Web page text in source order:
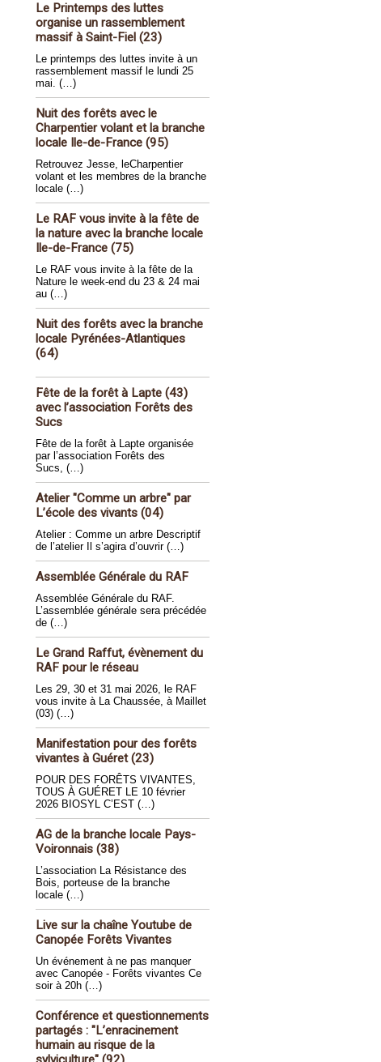
Le Printemps des luttes
organise un rassemblement
massif à Saint-Fiel (23)
Le printemps des luttes invite à un
rassemblement massif le lundi 25
mai. (…)
Nuit des forêts avec le
Charpentier volant et la branche
locale Ile-de-France (95)
Retrouvez Jesse, leCharpentier
volant et les membres de la branche
locale (…)
Le RAF vous invite à la fête de
la nature avec la branche locale
Ile-de-France (75)
Le RAF vous invite à la fête de la
Nature le week-end du 23 & 24 mai
au (…)
Nuit des forêts avec la branche
locale Pyrénées-Atlantiques
(64)
Fête de la forêt à Lapte (43)
avec l’association Forêts des
Sucs
Fête de la forêt à Lapte organisée
par l’association Forêts des
Sucs, (…)
Atelier "Comme un arbre" par
L’école des vivants (04)
Atelier : Comme un arbre Descriptif
de l’atelier Il s’agira d’ouvrir (…)
Assemblée Générale du RAF
Assemblée Générale du RAF.
L’assemblée générale sera précédée
de (…)
Le Grand Raffut, évènement du
RAF pour le réseau
Les 29, 30 et 31 mai 2026, le RAF
vous invite à La Chaussée, à Maillet
(03) (…)
Manifestation pour des forêts
vivantes à Guéret (23)
POUR DES FORÊTS VIVANTES,
TOUS À GUÉRET LE 10 février
2026 BIOSYL C’EST (…)
AG de la branche locale Pays-
Voironnais (38)
L’association La Résistance des
Bois, porteuse de la branche
locale (…)
Live sur la chaîne Youtube de
Canopée Forêts Vivantes
Un événement à ne pas manquer
avec Canopée - Forêts vivantes Ce
soir à 20h (…)
Conférence et questionnements
partagés : "L’enracinement
humain au risque de la